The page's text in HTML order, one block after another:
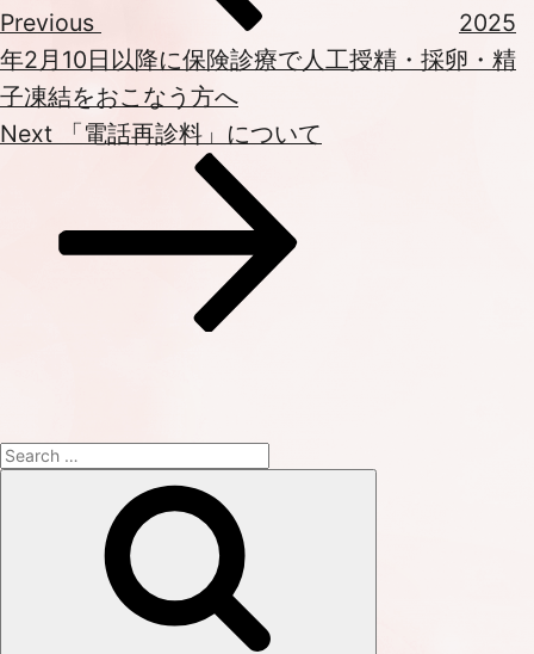
ゲ
ー
シ
ョ
Previous
2025
年2月10日以降に保険診療で人工授精・採卵・精
子凍結をおこなう方へ
Next
Next 「電話再診料」について
Search
for: